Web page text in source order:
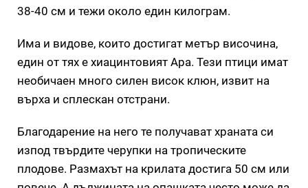
38-40 см и тежи около един килограм.
Има и видове, които достигат метър височина,
един от тях е хиацинтовият Ара. Тези птици имат
необичаен много силен висок клюн, извит на
върха и сплескан отстрани.
Благодарение на него те получават храната си
изпод твърдите черупки на тропическите
плодове. Размахът на крилата достига 50 см или